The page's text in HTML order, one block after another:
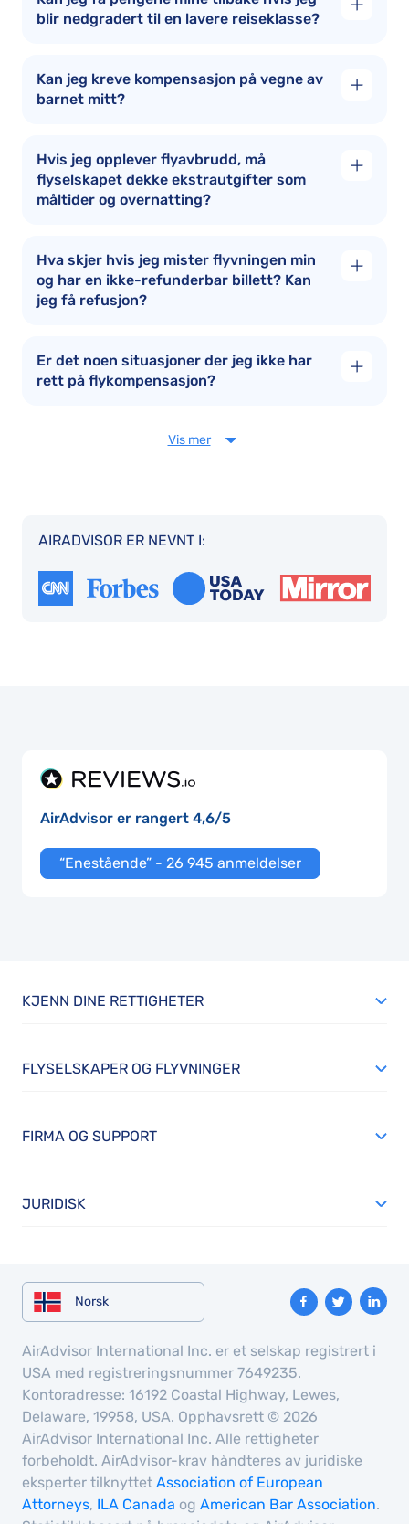
blir nedgradert til en lavere reiseklasse?
Kan jeg kreve kompensasjon på vegne av
barnet mitt?
Hvis jeg opplever flyavbrudd, må
flyselskapet dekke ekstrautgifter som
måltider og overnatting?
Hva skjer hvis jeg mister flyvningen min
og har en ikke-refunderbar billett? Kan
jeg få refusjon?
Er det noen situasjoner der jeg ikke har
rett på flykompensasjon?
Vis mer
AIRADVISOR ER NEVNT I:
AirAdvisor er rangert 4,6/5
“Enestående” - 26 945 anmeldelser
KJENN DINE RETTIGHETER
FLYSELSKAPER OG FLYVNINGER
FIRMA OG SUPPORT
JURIDISK
Norsk
AirAdvisor International Inc. er et selskap registrert i
USA med registreringsnummer 7649235.
Kontoradresse: 16192 Coastal Highway, Lewes,
Delaware, 19958, USA. Opphavsrett © 2026
AirAdvisor International Inc. Alle rettigheter
forbeholdt. AirAdvisor-krav håndteres av juridiske
eksperter tilknyttet Association of European
Attorneys, ILA Canada og American Bar Association.